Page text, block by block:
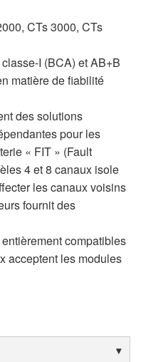
CTs 3000, CTs
I (BCA) et AB+B
matière de fiabilité
des solutions
pour les
« FIT » (Fault
4 et 8 canaux isole
les canaux voisins
fournit des
compatibles
acceptent les modules